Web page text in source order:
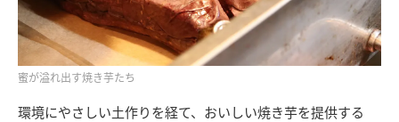
蜜が溢れ出す焼き芋たち
環境にやさしい土作りを経て、おいしい焼き芋を提供する